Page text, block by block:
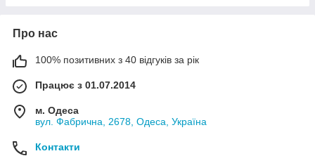
Про нас
100% позитивних з 40 відгуків за рік
Працює з 01.07.2014
м. Одеса
вул. Фабрична, 2678, Одеса, Україна
Контакти